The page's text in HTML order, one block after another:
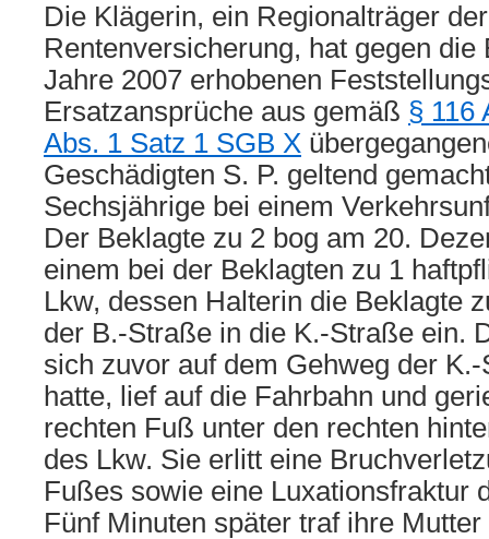
Die Klägerin, ein Regionalträger
Rentenversicherung, hat gegen
Jahre 2007 erhobenen
Ersatzansprüche aus gemäß § 116
Abs. 1 Satz 1 SGB X
Geschädigten S. P. geltend
Sechsjährige bei einem
Der Beklagte zu 2 bog am 20.
einem bei der Beklagten zu 1
Lkw, dessen Halterin die Beklagte
der B.-Straße in die K.-Straße ein.
sich zuvor auf dem Gehweg der
hatte, lief auf die Fahrbahn und
rechten Fuß unter den rechten
des Lkw. Sie erlitt eine
Fußes sowie eine Luxationsfraktur
Fünf Minuten später traf ihre